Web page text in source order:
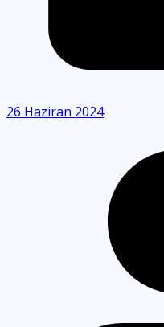
26 Haziran 2024